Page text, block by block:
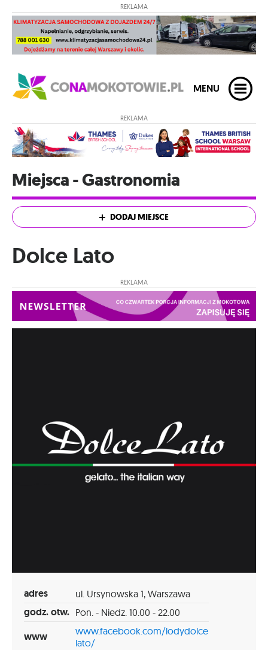
REKLAMA
MENU
REKLAMA
Miejsca - Gastronomia
DODAJ MIEJSCE
Dolce Lato
REKLAMA
adres ul. Ursynowska 1, Warszawa
godz. otw. Pon. - Niedz. 10.00 - 22.00
www
www.facebook.com/lodydolce
lato/